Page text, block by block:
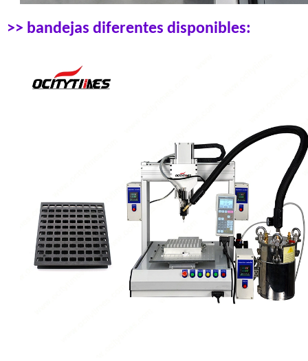
>> bandejas diferentes disponibles: